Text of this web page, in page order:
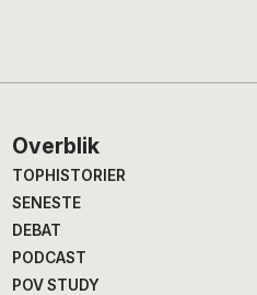
Footer
Overblik
TOPHISTORIER
SENESTE
DEBAT
PODCAST
POV STUDY